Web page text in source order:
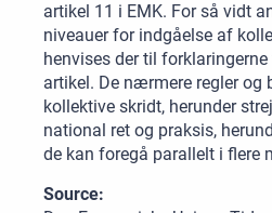
artikel 11 i EMK. For så vidt
niveauer for indgåelse af
henvises der til
artikel. De nærmere regler
kollektive skridt, herunder
national ret og praksis,
de kan foregå parallelt i flere
Source: